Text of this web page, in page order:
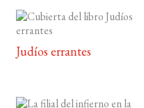
Judíos errantes